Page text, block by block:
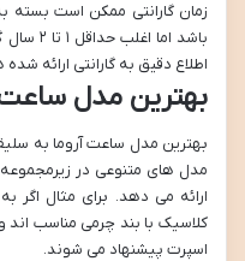
زمان گارانتی ممکن است
باشد
اطلاع دقیق به گارانتی ارائه
بهترین مدل
بهترین مدل ساعت آروما به
مدل های متنوعی در
ارائه می دهد. برای مثال
کلاسیک با بند چرمی مناسب اند
اسپرت پیشنهاد می شوند.